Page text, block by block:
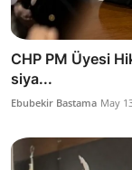
CHP PM Üyesi
siya...
Ebubekir Bastama May